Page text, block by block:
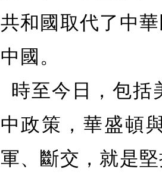
共和國取代了中
中國。
時至今日，包括
中政策，華盛頓
軍、斷交，就是